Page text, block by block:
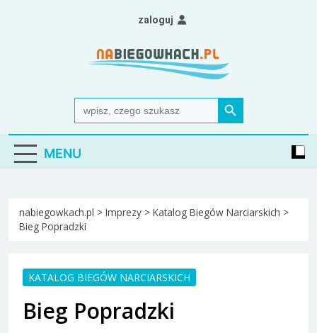
Nabiegowkach.pl
portal miłośników narciarstwa biegowego
Search
for:
Search Button
zaloguj
MENU
nabiegowkach.pl > Imprezy > Katalog Biegów Narciarskich >
Bieg Popradzki
KATALOG BIEGÓW NARCIARSKICH
Bieg Popradzki